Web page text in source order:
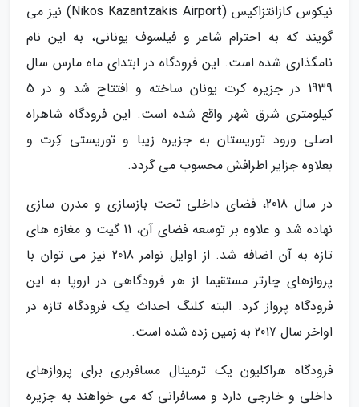
نیکوس کازانتزاکیس (Nikos Kazantzakis Airport) نیز می
گویند که به احترام شاعر و فیلسوف یونانی، به این نام
نامگذاری شده است. این فرودگاه در ابتدای ماه مارس سال
1939 در جزیره کرت یونان ساخته و افتتاح شد و در 5
کیلومتری شرق شهر واقع شده است. این فرودگاه شاهراه
اصلی ورود توریستان به جزیره زیبا و توریستی کِرت و
بعلاوه جزایر اطرافش محسوب می گردد.
در سال 2018، فضای داخلی تحت بازسازی و مدرن سازی
نهاده شد و علاوه بر توسعه فضای آن، 11 گیت و مغازه های
تازه به آن اضافه شد. از اوایل نوامر 2018 نیز می توان با
پروازهای چارتر مستقیما از هر فرودگاهی در اروپا به این
فرودگاه پرواز کرد. البته کلنگ احداث یک فرودگاه تازه در
اواخر سال 2017 به زمین زده شده است.
فرودگاه هراکلیون یک ترمینال مسافربری برای پروازهای
داخلی و خارجی دارد و مسافرانی که می خواهند به جزیره